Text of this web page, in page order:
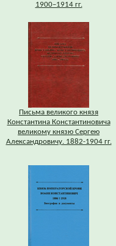
1900–1914 гг.
Письма великого князя
Константина Константиновича
великому князю Сергею
Александровичу. 1882-1904 гг.